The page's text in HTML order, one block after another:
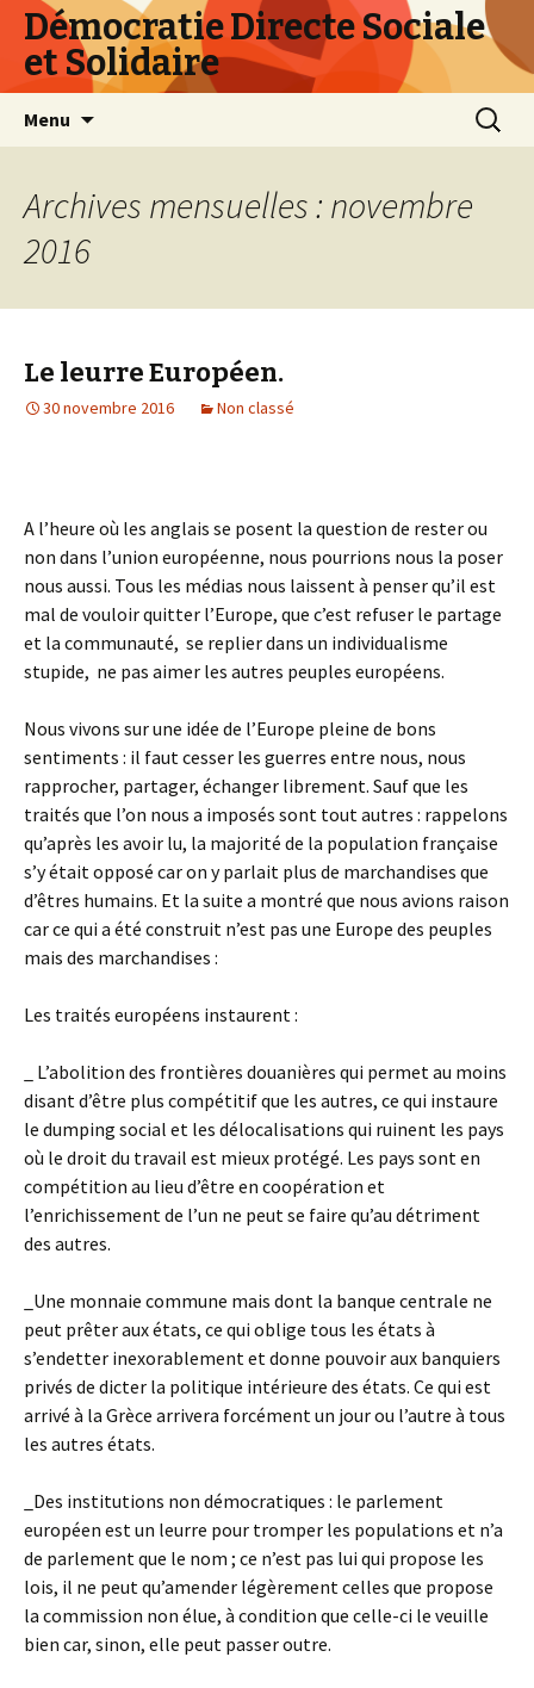
Démocratie Directe Sociale
et Solidaire
Menu
principal
Archives mensuelles : novembre
2016
Le leurre Européen.
30 novembre 2016 Non classé
A l’heure où les anglais se posent la question de rester ou
non dans l’union européenne, nous pourrions nous la poser
nous aussi. Tous les médias nous laissent à penser qu’il est
mal de vouloir quitter l’Europe, que c’est refuser le partage
et la communauté, se replier dans un individualisme
stupide, ne pas aimer les autres peuples européens.
Nous vivons sur une idée de l’Europe pleine de bons
sentiments : il faut cesser les guerres entre nous, nous
rapprocher, partager, échanger librement. Sauf que les
traités que l’on nous a imposés sont tout autres : rappelons
qu’après les avoir lu, la majorité de la population française
s’y était opposé car on y parlait plus de marchandises que
d’êtres humains. Et la suite a montré que nous avions raison
car ce qui a été construit n’est pas une Europe des peuples
mais des marchandises :
Les traités européens instaurent :
_ L’abolition des frontières douanières qui permet au moins
disant d’être plus compétitif que les autres, ce qui instaure
le dumping social et les délocalisations qui ruinent les pays
où le droit du travail est mieux protégé. Les pays sont en
compétition au lieu d’être en coopération et
l’enrichissement de l’un ne peut se faire qu’au détriment
des autres.
_Une monnaie commune mais dont la banque centrale ne
peut prêter aux états, ce qui oblige tous les états à
s’endetter inexorablement et donne pouvoir aux banquiers
privés de dicter la politique intérieure des états. Ce qui est
arrivé à la Grèce arrivera forcément un jour ou l’autre à tous
les autres états.
_Des institutions non démocratiques : le parlement
européen est un leurre pour tromper les populations et n’a
de parlement que le nom ; ce n’est pas lui qui propose les
lois, il ne peut qu’amender légèrement celles que propose
la commission non élue, à condition que celle-ci le veuille
bien car, sinon, elle peut passer outre.